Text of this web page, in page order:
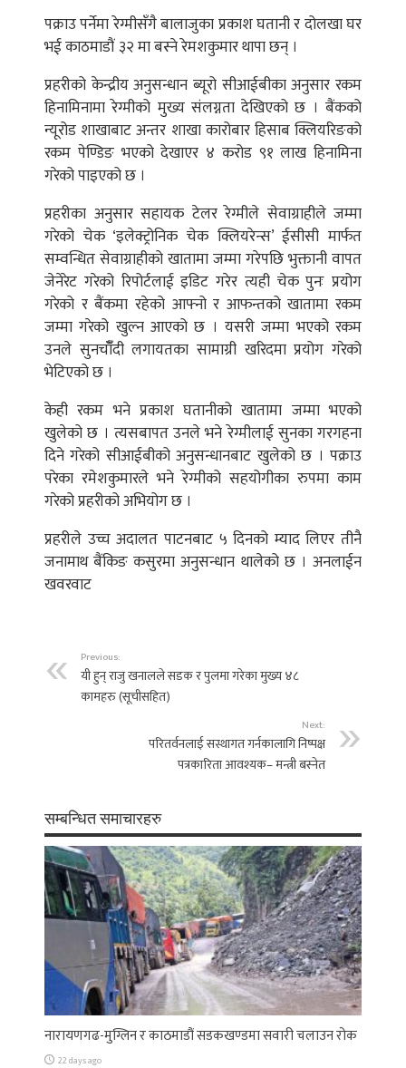
पक्राउ पर्नेमा रेग्मीसँगै बालाजुका प्रकाश घतानी र दोलखा घर
भई काठमाडौं ३२ मा बस्ने रेमशकुमार थापा छन् ।
प्रहरीको केन्द्रीय अनुसन्धान ब्यूरो सीआईबीका अनुसार रकम
हिनामिनामा रेग्मीको मुख्य संलग्नता देखिएको छ । बैंकको
न्यूरोड शाखाबाट अन्तर शाखा कारोबार हिसाब क्लियरिङको
रकम पेण्डिङ भएको देखाएर ४ करोड ९१ लाख हिनामिना
गरेको पाइएको छ ।
प्रहरीका अनुसार सहायक टेलर रेग्मीले सेवाग्राहीले जम्मा
गरेको चेक ‘इलेक्ट्रोनिक चेक क्लियरेन्स’ ईसीसी मार्फत
सम्वन्धित सेवाग्राहीको खातामा जम्मा गरेपछि भुक्तानी वापत
जेनेरेट गरेको रिपोर्टलाई इडिट गरेर त्यही चेक पुनः प्रयोग
गरेको र बैंकमा रहेको आफ्नो र आफन्तको खातामा रकम
जम्मा गरेको खुल्न आएको छ । यसरी जम्मा भएको रकम
उनले सुनचाँँदी लगायतका सामाग्री खरिदमा प्रयोग गरेको
भेटिएको छ ।
केही रकम भने प्रकाश घतानीको खातामा जम्मा भएको
खुलेको छ । त्यसबापत उनले भने रेग्मीलाई सुनका गरगहना
दिने गरेको सीआईबीको अनुसन्धानबाट खुलेको छ । पक्राउ
परेका रमेशकुमारले भने रेग्मीको सहयोगीका रुपमा काम
गरेको प्रहरीको अभियोग छ ।
प्रहरीले उच्च अदालत पाटनबाट ५ दिनको म्याद लिएर तीनै
जनामाथ बैंकिङ कसुरमा अनुसन्धान थालेको छ । अनलाईन
खवरवाट
Previous:
यी हुन् राजु खनालले सडक र पुलमा गरेका मुख्य ४८
कामहरु (सूचीसहित)
Next:
परितर्वनलाई सस्थागत गर्नकालागि निष्पक्ष
पत्रकारिता आवश्यक– मन्त्री बस्नेत
सम्बन्धित समाचारहरु
नारायणगढ-मुग्लिन र काठमाडौं सडकखण्डमा सवारी चलाउन रोक
22 days ago